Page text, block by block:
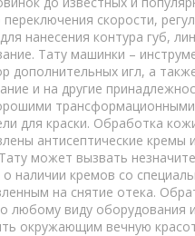
скорости,
нанесения контура губ,
Тату машинки –
дополнительных игл, а
и на другие
для краски. Обработка
антисептические кремы
может вызвать
наличии кремов со
на снятие отека.
любому виду
окружающим вечную